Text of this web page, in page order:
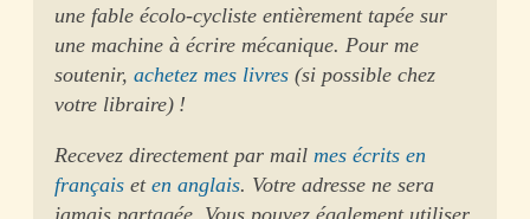
une fable écolo-cycliste entièrement tapée sur
une machine à écrire mécanique. Pour me
soutenir,achetez mes livres (si possible chez
votre libraire) !
Recevez directement par mailmes écrits en
français eten anglais. Votre adresse ne sera